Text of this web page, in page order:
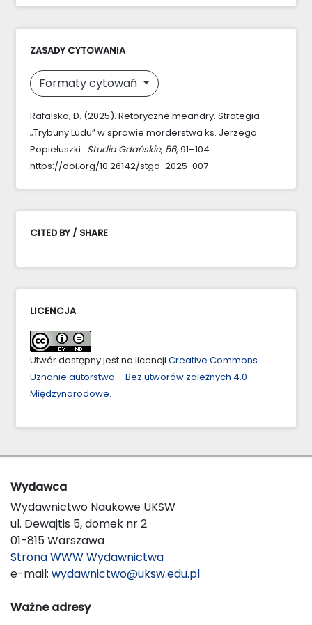
ZASADY CYTOWANIA
Formaty cytowań
Rafalska, D. (2025). Retoryczne meandry. Strategia
„Trybuny Ludu” w sprawie morderstwa ks. Jerzego
Popiełuszki . Studia Gdańskie, 56, 91–104.
https://doi.org/10.26142/stgd-2025-007
CITED BY / SHARE
LICENCJA
Utwór dostępny jest na licencji Creative Commons
Uznanie autorstwa – Bez utworów zależnych 4.0
Międzynarodowe.
Wydawca
Wydawnictwo Naukowe UKSW
ul. Dewajtis 5, domek nr 2
01-815 Warszawa
Strona WWW Wydawnictwa
e-mail: wydawnictwo@uksw.edu.pl
Ważne adresy